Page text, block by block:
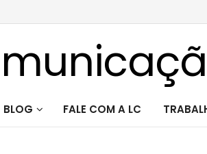
BLOG FALE COM A LC